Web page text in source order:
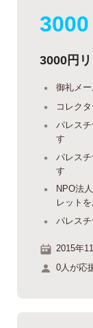
3000
3000円
御礼メ
コレク
パレス
す
パレス
す
NPO法
レット
パレス
2015年
0人が応